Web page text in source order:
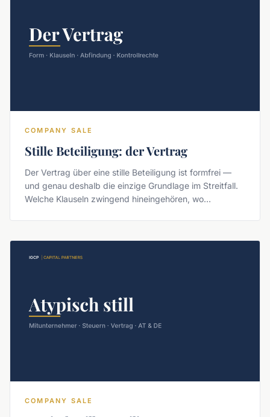
COMPANY SALE
Stille Beteiligung: der Vertrag
Der Vertrag über eine stille Beteiligung ist formfrei —
und genau deshalb die einzige Grundlage im Streitfall.
Welche Klauseln zwingend hineingehören, wo
COMPANY SALE